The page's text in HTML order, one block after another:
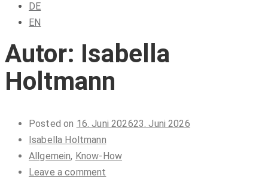
DE
EN
Autor: Isabella
Holtmann
Posted on 16. Juni 202623. Juni 2026
Isabella Holtmann
Allgemein, Know-How
Leave a comment